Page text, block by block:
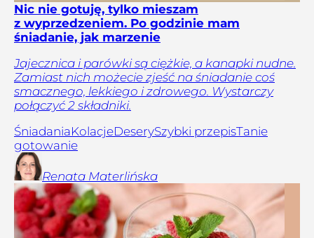
Nic nie gotuję, tylko mieszam
z wyprzedzeniem. Po godzinie mam
śniadanie, jak marzenie
Jajecznica i parówki są ciężkie, a kanapki nudne.
Zamiast nich możecie zjeść na śniadanie coś
smacznego, lekkiego i zdrowego. Wystarczy
połączyć 2 składniki.
ŚniadaniaKolacjeDeserySzybki przepisTanie
gotowanie
Renata Materlińska